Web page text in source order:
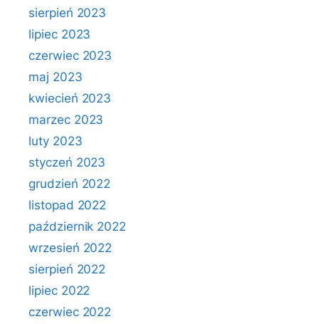
sierpień 2023
lipiec 2023
czerwiec 2023
maj 2023
kwiecień 2023
marzec 2023
luty 2023
styczeń 2023
grudzień 2022
listopad 2022
październik 2022
wrzesień 2022
sierpień 2022
lipiec 2022
czerwiec 2022